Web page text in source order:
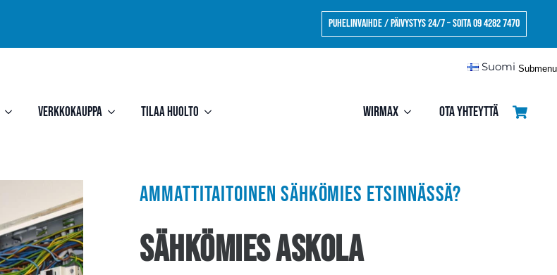
Puhelinvaihde / Päivystys 24/7 – Soita 09 4282 7470
Suomi
Verkkokauppa Tilaa huolto Wirmax Ota yhteyttä
Ammattitaitoinen sähkömies etsinnässä?
sähkömies Askola